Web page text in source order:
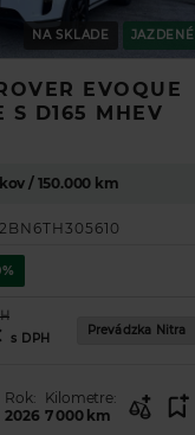
NA SKLADE JAZDENÉ
EVOQUE
S D165 MHEV
/ 150.000 km
s DPH
Prevádzka Nitra
Rok:
2026
Kilometre:
7 000 km